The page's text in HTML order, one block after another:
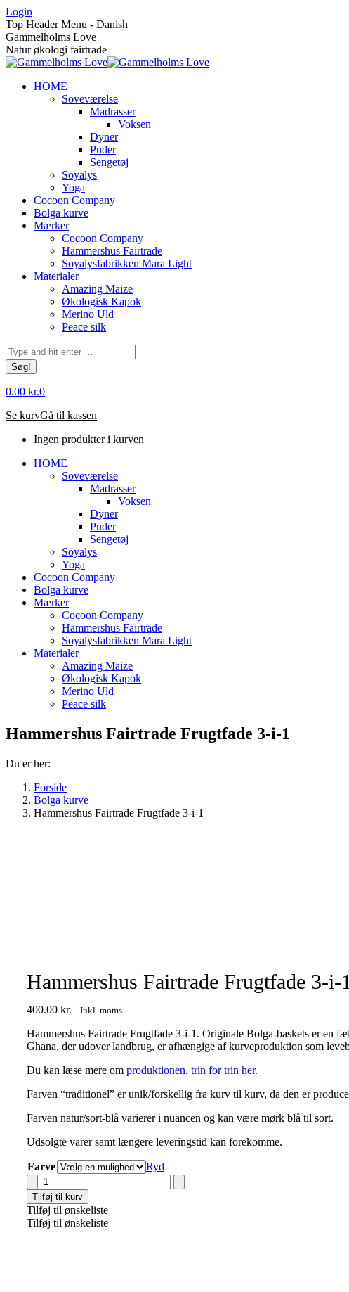
Skip
to
content
Login
Top Header Menu - Danish
Gammelholms Love
Natur økologi fairtrade
HOME
Soveværelse
Madrasser
Voksen
Dyner
Puder
Sengetøj
Soyalys
Yoga
Cocoon Company
Bolga kurve
Mærker
Cocoon Company
Hammershus Fairtrade
Soyalysfabrikken Mara Light
Materialer
Amazing Maize
Økologisk Kapok
Merino Uld
Peace silk
Søg:
0.00 kr.0
Se kurvGå til kassen
Ingen produkter i kurven
HOME
Soveværelse
Madrasser
Voksen
Dyner
Puder
Sengetøj
Soyalys
Yoga
Cocoon Company
Bolga kurve
Mærker
Cocoon Company
Hammershus Fairtrade
Soyalysfabrikken Mara Light
Materialer
Amazing Maize
Økologisk Kapok
Merino Uld
Peace silk
Hammershus Fairtrade Frugtfade 3-i-1
Du er her:
Forside
Bolga kurve
Hammershus Fairtrade Frugtfade 3-i-1
Hammershus Fairtrade Frugtfade 3-i-1
400.00 kr. Inkl. moms
Hammershus Fairtrade Frugtfade 3-i-1. Originale Bolga-baskets er en
Ghana, der udover landbrug, er afhængige af kurveproduktion som
Du kan læse mere om produktionen, trin for trin her.
Farven “traditionel” er unik/forskellig fra kurv til kurv, da den er
Farven natur/sort-blå varierer i nuancen og kan være mørk blå til sort.
Udsolgte varer samt længere leveringstid kan forekomme.
Farve
Ryd
Hammershus
Fairtrade
Frugtfade
3-
i-
Tilføj til kurv
Tilføj til ønskeliste
Tilføj til ønskeliste